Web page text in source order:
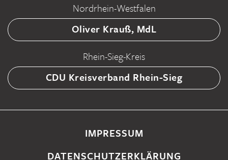
Nordrhein-Westfalen
Oliver Krauß, MdL
Rhein-Sieg-Kreis
CDU Kreisverband Rhein-Sieg
IMPRESSUM
DATENSCHUTZERKLÄRUNG